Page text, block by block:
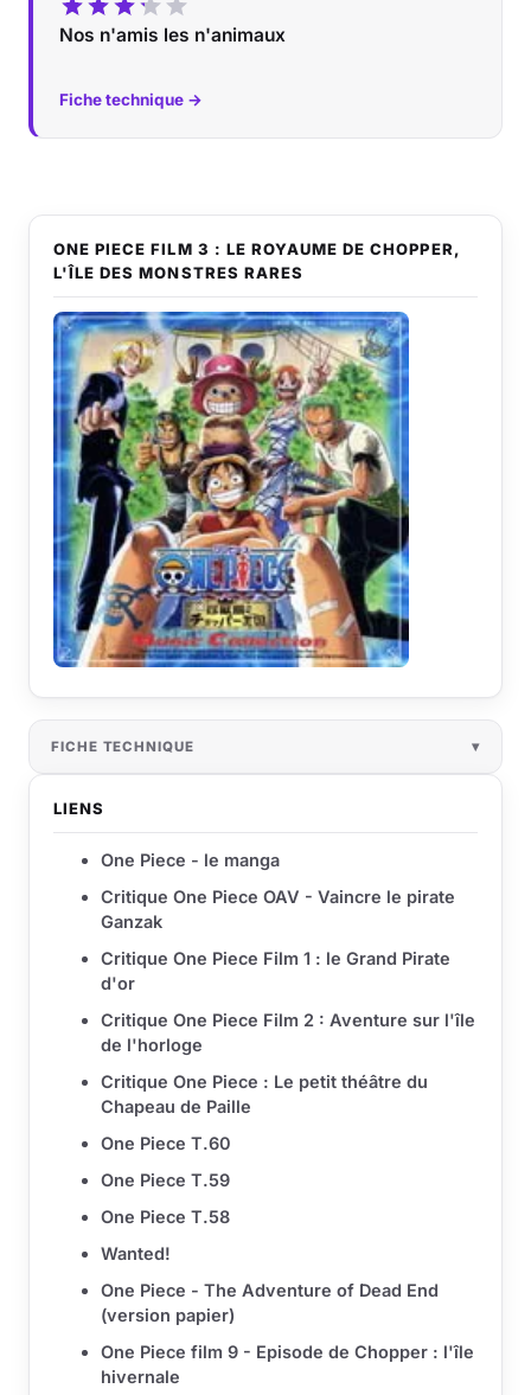
Nos n'amis les n'animaux
Fiche technique →
ONE PIECE FILM 3 : LE ROYAUME DE CHOPPER,
L'ÎLE DES MONSTRES RARES
FICHE TECHNIQUE
LIENS
One Piece - le manga
Critique One Piece OAV - Vaincre le pirate
Ganzak
Critique One Piece Film 1 : le Grand Pirate
d'or
Critique One Piece Film 2 : Aventure sur l'île
de l'horloge
Critique One Piece : Le petit théâtre du
Chapeau de Paille
One Piece T.60
One Piece T.59
One Piece T.58
Wanted!
One Piece - The Adventure of Dead End
(version papier)
One Piece film 9 - Episode de Chopper : l'île
hivernale